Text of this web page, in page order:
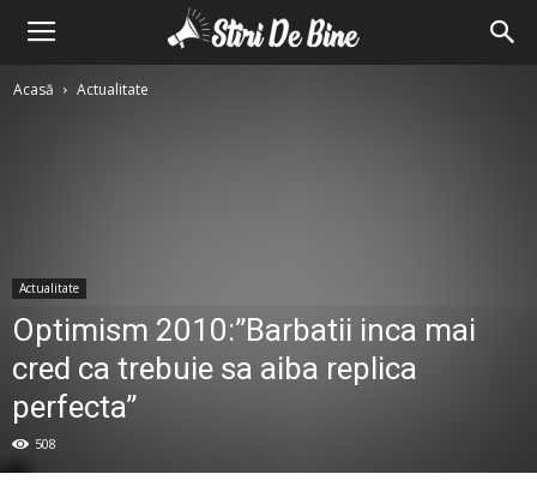
Stiri
Acasă Actualitate
Actualitate
Optimism 2010:”Barbatii inca mai
cred ca trebuie sa aiba replica
perfecta”
508